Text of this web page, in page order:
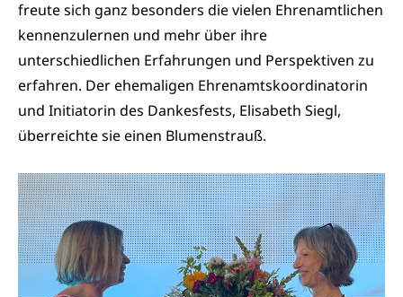
freute sich ganz besonders die vielen Ehrenamtlichen
kennenzulernen und mehr über ihre
unterschiedlichen Erfahrungen und Perspektiven zu
erfahren. Der ehemaligen Ehrenamtskoordinatorin
und Initiatorin des Dankesfests, Elisabeth Siegl,
überreichte sie einen Blumenstrauß.